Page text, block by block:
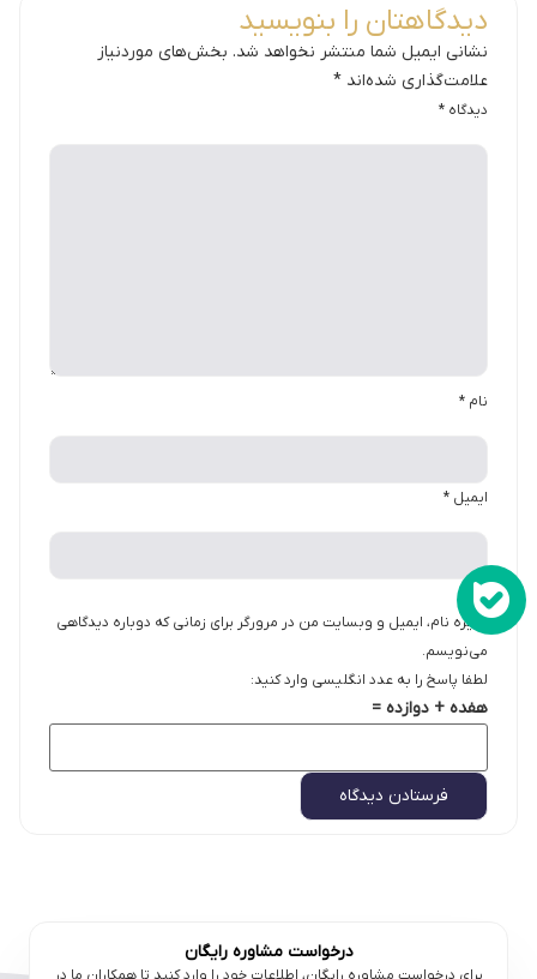
دیدگاهتان را بنویسید
نشانی ایمیل شما منتشر نخواهد شد. بخش‌های موردنیاز
علامت‌گذاری شده‌اند *
دیدگاه *
نام *
ایمیل *
ذخیره نام، ایمیل و وبسایت من در مرورگر برای زمانی که دوباره دیدگاهی
می‌نویسم.
لطفا پاسخ را به عدد انگلیسی وارد کنید:
هفده + دوازده =
درخواست مشاوره رایگان